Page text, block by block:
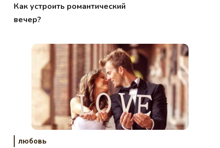
Как устроить романтический
вечер?
любовь